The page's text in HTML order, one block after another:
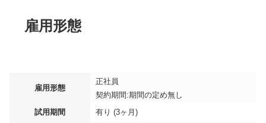
雇用形態
雇用形態
正社員
契約期間:期間の定め無し
試用期間
有り (3ヶ月)